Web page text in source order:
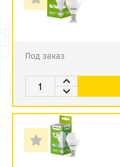
Под заказ